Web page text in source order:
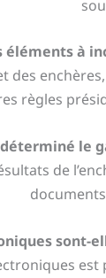
éléments à
des
règles
le
de
sont-